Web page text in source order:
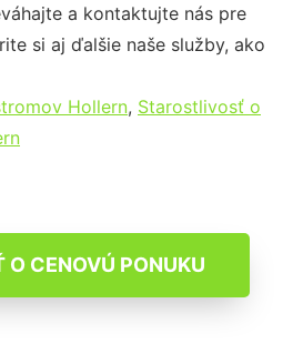
a kontaktujte nás pre
si aj ďalšie naše služby, ako
Hollern, Starostlivosť o
O CENOVÚ PONUKU